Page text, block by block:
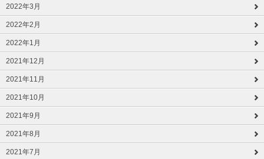
2022年3月
2022年2月
2022年1月
2021年12月
2021年11月
2021年10月
2021年9月
2021年8月
2021年7月